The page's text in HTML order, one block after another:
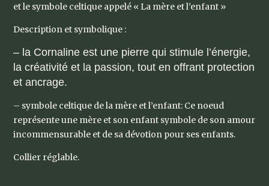
et le symbole celtique appelé « La mère et l’enfant »
Description et symbolique :
– la Cornaline est une pierre qui stimule l’énergie,
la créativité et la passion, tout en offrant protection
et ancrage.
– symbole celtique de la mère et l’enfant: Ce noeud
représente une mère et son enfant symbole de son amour
incommensurable et de sa dévotion pour ses enfants.
Collier réglable.